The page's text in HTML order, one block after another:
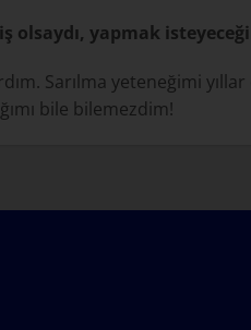
olsaydı, yapmak
Sarılma yeteneğimi
bile bilemezdim!